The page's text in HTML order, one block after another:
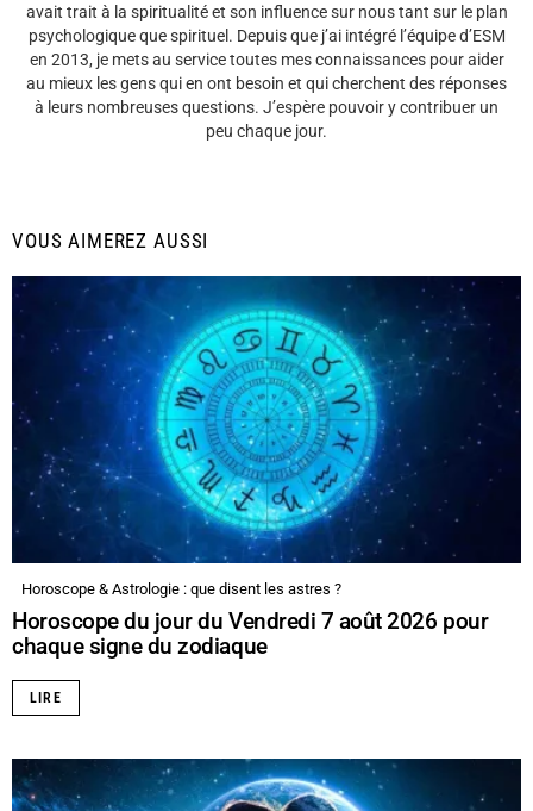
avait trait à la spiritualité et son influence sur nous tant sur le plan
psychologique que spirituel. Depuis que j’ai intégré l’équipe d’ESM
en 2013, je mets au service toutes mes connaissances pour aider
au mieux les gens qui en ont besoin et qui cherchent des réponses
à leurs nombreuses questions. J’espère pouvoir y contribuer un
peu chaque jour.
VOUS AIMEREZ AUSSI
Horoscope & Astrologie : que disent les astres ?
Horoscope du jour du Vendredi 7 août 2026 pour
chaque signe du zodiaque
LIRE